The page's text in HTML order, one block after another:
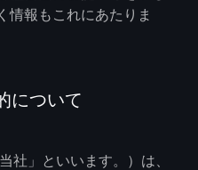
情報もこれにあたりま
について
社」といいます。）は、